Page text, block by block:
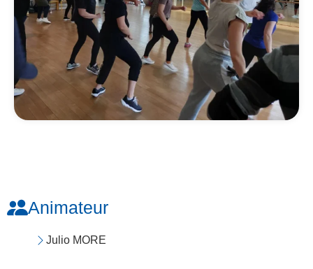
Animateur
Julio MORE